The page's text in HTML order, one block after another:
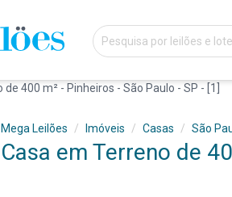
Mega Leilões Imóveis Casas São
Casa em Terreno de